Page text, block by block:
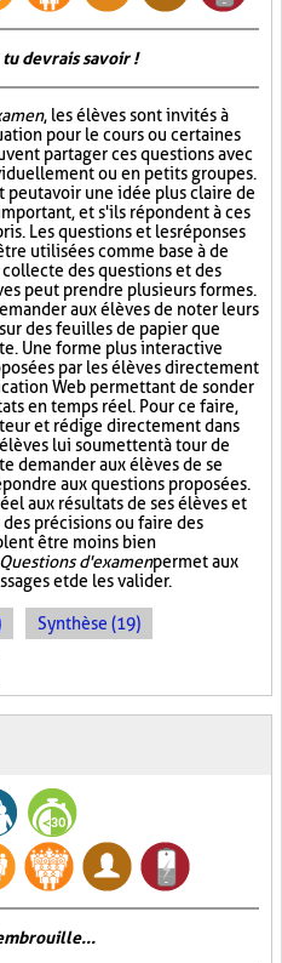
tu devrais savoir !
, les élèves sont invités à
pour le cours ou certaines
partager ces questions avec
ou en petits groupes.
avoir une idée plus claire de
et s'ils répondent à ces
Les questions et les réponses
utilisées comme base à de
des questions et des
peut prendre plusieurs formes.
aux élèves de noter leurs
des feuilles de papier que
Une forme plus interactive
par les élèves directement
Web permettant de sonder
en temps réel. Pour ce faire,
et rédige directement dans
lui soumettent à tour de
demander aux élèves de se
aux questions proposées.
aux résultats de ses élèves et
précisions ou faire des
être moins bien
Questions d'examenpermet aux
et de les valider.
Synthèse (19)